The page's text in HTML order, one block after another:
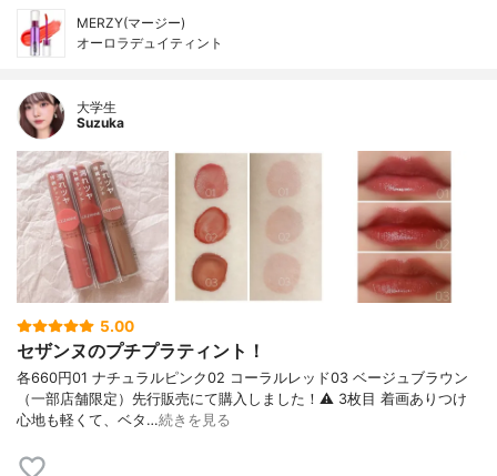
MERZY(マージー)
オーロラデュイティント
大学生
Suzuka
5.00
セザンヌのプチプラティント！
各660円01 ナチュラルピンク02 コーラルレッド03 ベージュブラウン
（一部店舗限定）先行販売にて購入しました！⚠︎ 3枚目 着画ありつけ
心地も軽くて、ベタ…続きを見る